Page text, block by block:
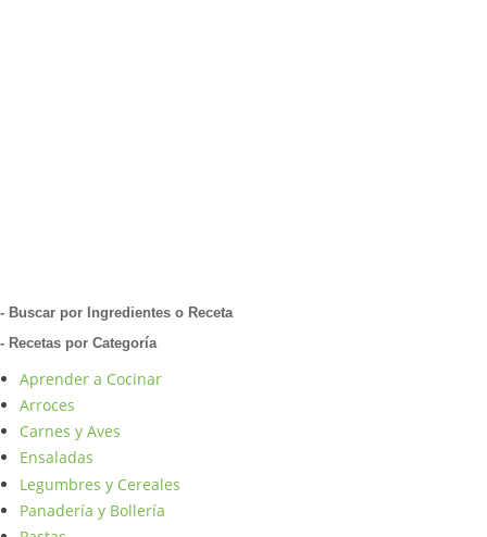
- Buscar por Ingredientes o Receta
- Recetas por Categoría
Aprender a Cocinar
Arroces
Carnes y Aves
Ensaladas
Legumbres y Cereales
Panadería y Bollería